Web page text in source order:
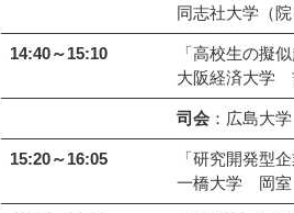
同志社大学（
14:40～15:10
「高校生の擬
大阪経済大学
司会：広島
15:20～16:05
「研究開発型
一橋大学 岡